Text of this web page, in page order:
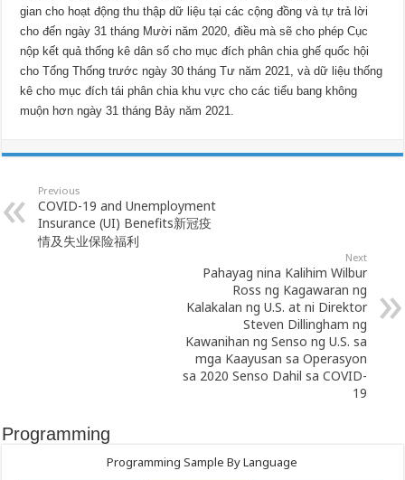
gian cho hoạt động thu thập dữ liệu tại các cộng đồng và tự trả lời
cho đến ngày 31 tháng Mười năm 2020, điều mà sẽ cho phép Cục
nộp kết quả thống kê dân số cho mục đích phân chia ghế quốc hội
cho Tổng Thống trước ngày 30 tháng Tư năm 2021, và dữ liệu thống
kê cho mục đích tái phân chia khu vực cho các tiểu bang không
muộn hơn ngày 31 tháng Bảy năm 2021.
Previous
COVID-19 and Unemployment
Insurance (UI) Benefits新冠疫
情及失业保险福利
Next
Pahayag nina Kalihim Wilbur
Ross ng Kagawaran ng
Kalakalan ng U.S. at ni Direktor
Steven Dillingham ng
Kawanihan ng Senso ng U.S. sa
mga Kaayusan sa Operasyon
sa 2020 Senso Dahil sa COVID-
19
Programming
Programming Sample By Language